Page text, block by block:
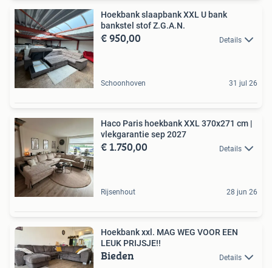
Hoekbank slaapbank XXL U bank
bankstel stof Z.G.A.N.
€ 950,00 Details
Schoonhoven 31 jul 26
Haco Paris hoekbank XXL 370x271 cm |
vlekgarantie sep 2027
€ 1.750,00 Details
Rijsenhout 28 jun 26
Hoekbank xxl. MAG WEG VOOR EEN
LEUK PRIJSJE!!
Bieden Details